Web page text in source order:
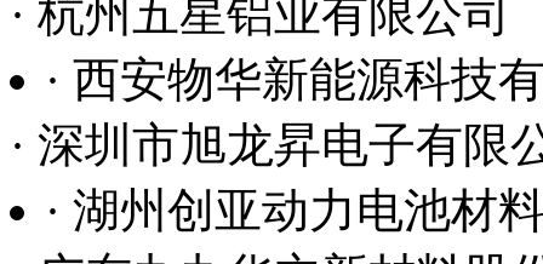
· 广东九九华立新材料股
· 成都晶元新材料技术
· 重庆乌江实业（集团）
· 威海东生能源科技有